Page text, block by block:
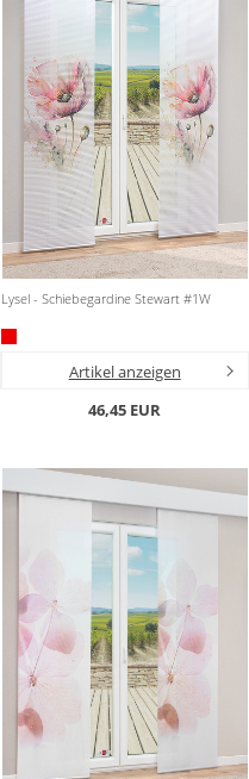
Lysel - Schiebegardine Stewart #1W
Artikel anzeigen
46,45 EUR